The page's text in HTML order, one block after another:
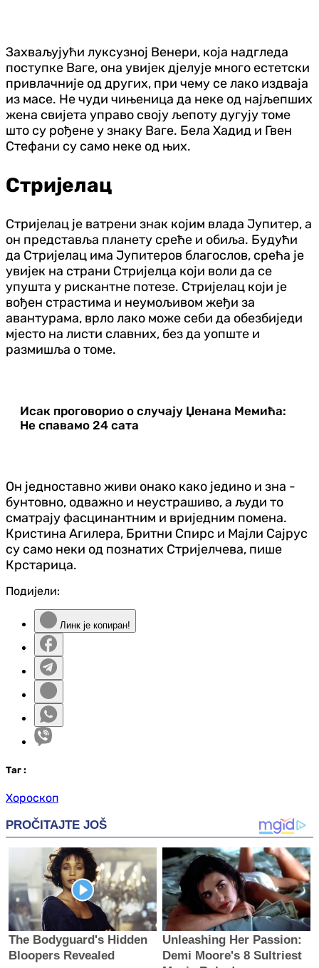
Захваљујући луксузној Венери, која надгледа
поступке Ваге, она увијек дјелује много естетски
привлачније од других, при чему се лако издваја
из масе. Не чуди чињеница да неке од најљепших
жена свијета управо своју љепоту дугују томе
што су рођене у знаку Ваге. Бела Хадид и Гвен
Стефани су само неке од њих.
Стријелац
Стријелац је ватрени знак којим влада Јупитер, а
он представља планету среће и обиља. Будући
да Стријелац има Јупитеров благослов, срећа је
увијек на страни Стријелца који воли да се
упушта у рискантне потезе. Стријелац који је
вођен страстима и неумољивом жеђи за
авантурама, врло лако може себи да обезбиједи
мјесто на листи славних, без да уопште и
размишља о томе.
Исак проговорио о случају Џенана Мемића:
Не спавамо 24 сата
Он једноставно живи онако како једино и зна -
бунтовно, одважно и неустрашиво, а људи то
сматрају фасцинантним и вриједним помена.
Кристина Агилера, Бритни Спирс и Мајли Сајрус
су само неки од познатих Стријелчева, пише
Крстарица.
Подијели:
Линк је копиран!
Таг :
Хороскоп